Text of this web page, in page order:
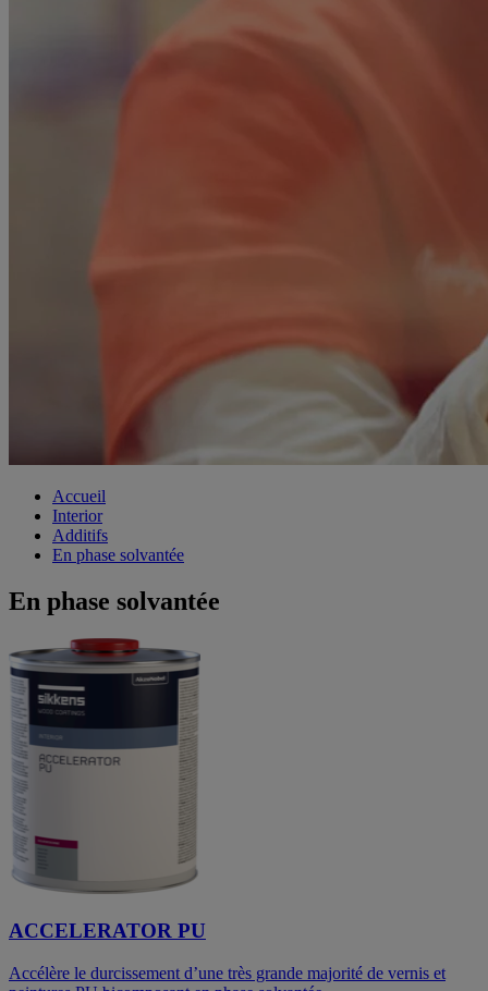
Accueil
Interior
Additifs
En phase solvantée
En phase solvantée
ACCELERATOR PU
Accélère le durcissement d’une très grande majorité de vernis et